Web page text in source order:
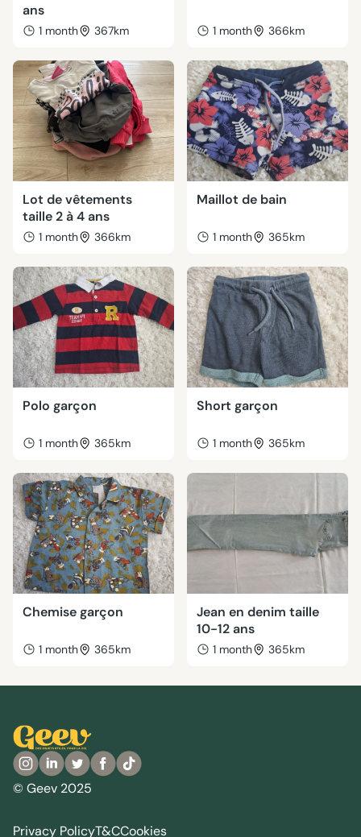
ans
1 month 367km 1 month 366km
Lot de vêtements
taille 2 à 4 ans
1 month 366km
Maillot de bain
1 month 365km
Polo garçon
1 month 365km
Short garçon
1 month 365km
Chemise garçon
1 month 365km
Jean en denim taille
10-12 ans
1 month 365km
© Geev 2025
Privacy PolicyT&CCookies